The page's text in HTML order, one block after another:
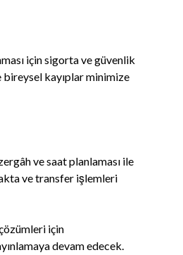
için sigorta ve güvenlik
kayıplar minimize
ve saat planlaması ile
ve transfer işlemleri
için
devam edecek.